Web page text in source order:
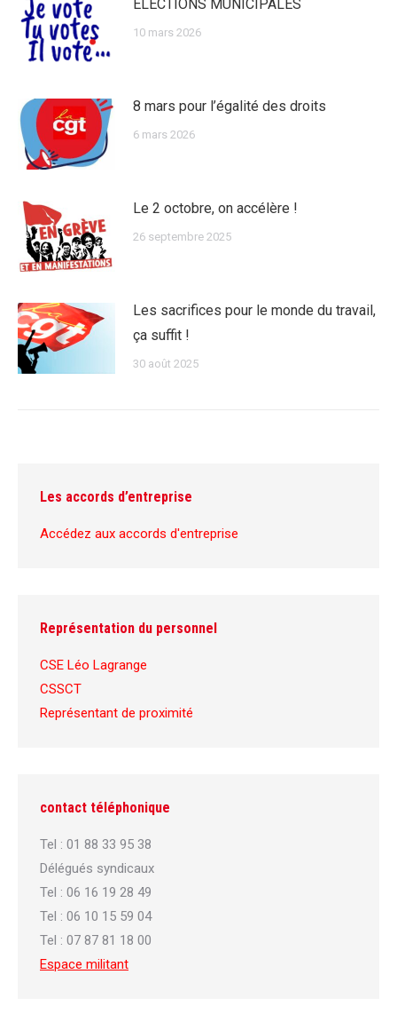
ÉLECTIONS MUNICIPALES
10 mars 2026
8 mars pour l’égalité des droits
6 mars 2026
Le 2 octobre, on accélère !
26 septembre 2025
Les sacrifices pour le monde du travail,
ça suffit !
30 août 2025
Les accords d’entreprise
Accédez aux accords d'entreprise
Représentation du personnel
CSE Léo Lagrange
CSSCT
Représentant de proximité
contact téléphonique
Tel : 01 88 33 95 38
Délégués syndicaux
Tel : 06 16 19 28 49
Tel : 06 10 15 59 04
Tel : 07 87 81 18 00
Espace militant